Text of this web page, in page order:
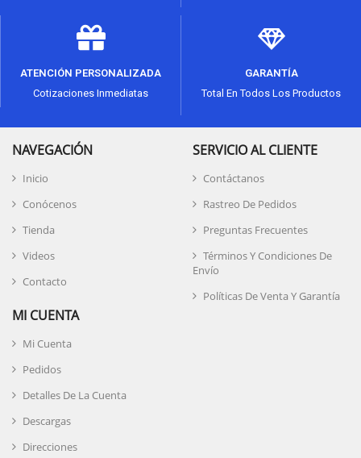
ATENCIÓN PERSONALIZADA
Cotizaciones Inmediatas
GARANTÍA
Total En Todos Los Productos
NAVEGACIÓN
Inicio
Conócenos
Tienda
Videos
Contacto
SERVICIO AL CLIENTE
Contáctanos
Rastreo De Pedidos
Preguntas Frecuentes
Términos Y Condiciones De
Envío
Políticas De Venta Y Garantía
MI CUENTA
Mi Cuenta
Pedidos
Detalles De La Cuenta
Descargas
Direcciones